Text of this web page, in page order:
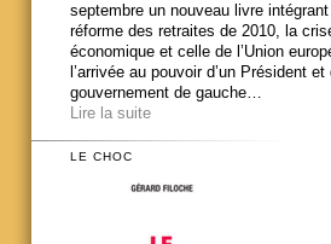
septembre un nouveau livre
réforme des retraites de 2010, la
économique et celle de l’Union
l’arrivée au pouvoir d’un Président et
gouvernement de gauche…
Lire la suite
LE CHOC